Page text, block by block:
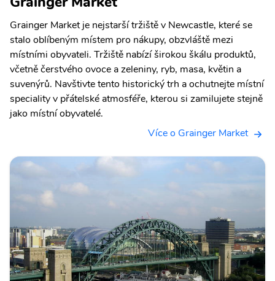
Grainger Market je nejstarší tržiště v Newcastle, které se
stalo oblíbeným místem pro nákupy, obzvláště mezi
místními obyvateli. Tržiště nabízí širokou škálu produktů,
včetně čerstvého ovoce a zeleniny, ryb, masa, květin a
suvenýrů. Navštivte tento historický trh a ochutnejte místní
speciality v přátelské atmosféře, kterou si zamilujete stejně
jako místní obyvatelé.
Více o Grainger Market